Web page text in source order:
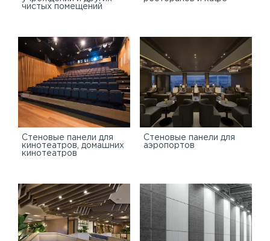
чистых помещений
Стеновые панели для
кинотеатров, домашних
кинотеатров
Стеновые панели для
аэропортов